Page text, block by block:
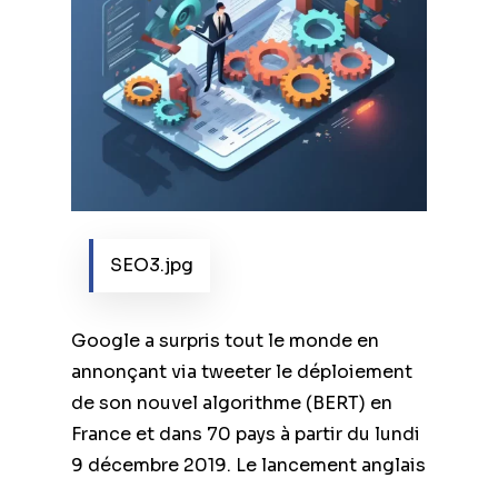
SEO3.jpg
Google a surpris tout le monde en
annonçant via tweeter le déploiement
de son nouvel algorithme (BERT) en
France et dans 70 pays à partir du lundi
9 décembre 2019. Le lancement anglais